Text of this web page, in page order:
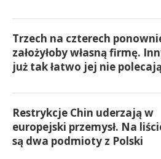
Trzech na czterech
założyłoby własną firmę.
już tak łatwo jej nie polecają
Restrykcje Chin uderzają w
europejski przemysł. Na
są dwa podmioty z Polski